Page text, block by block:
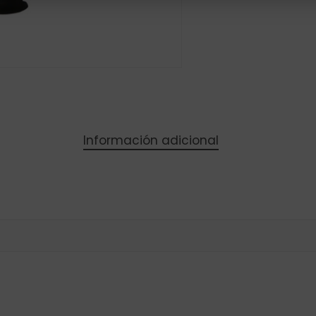
Información adicional